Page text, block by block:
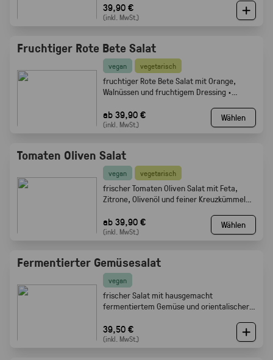
39,90 €
(inkl. MwSt.)
Fruchtiger Rote Bete Salat
vegan vegetarisch
fruchtiger Rote Bete Salat mit Orange,
Walnüssen und fruchtigem Dressing ·
ab 39,90 €
(inkl. MwSt.)
Wählen
Tomaten Oliven Salat
vegan vegetarisch
frischer Tomaten Oliven Salat mit Feta,
Zitrone, Olivenöl und feiner Kreuzkümmel
ab 39,90 €
(inkl. MwSt.)
Wählen
Fermentierter Gemüsesalat
vegan
frischer Salat mit hausgemacht
fermentiertem Gemüse und orientalischer
39,50 €
(inkl. MwSt.)